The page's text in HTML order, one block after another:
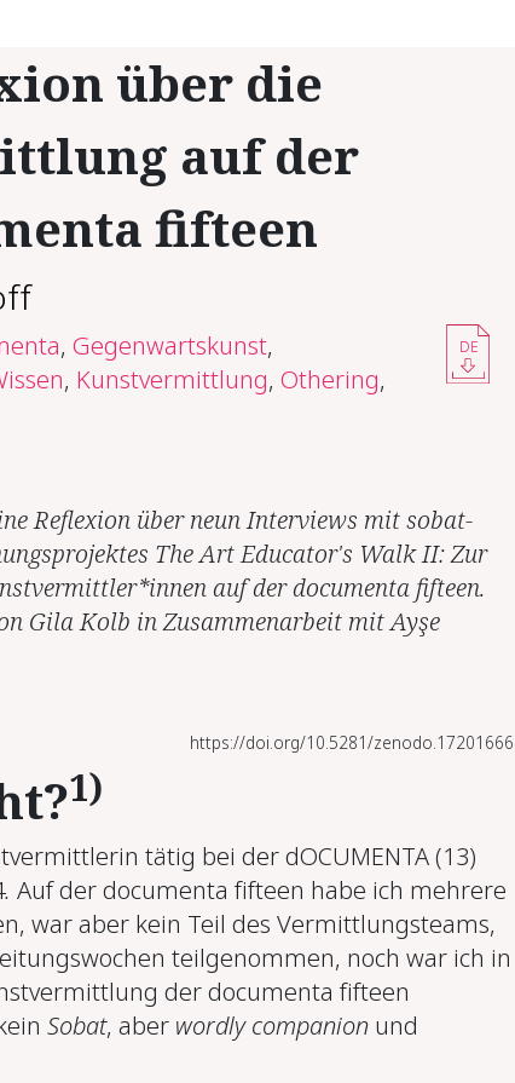
über die
auf der
fifteen
, Gegenwartskunst,
, Kunstvermittlung, Othering,
DE
Reflexion über neun Interviews mit sobat-
The Art Educator's Walk II: Zur
auf der documenta fifteen.
Gila Kolb in Zusammenarbeit mit Ayşe
https://doi.org/10.5281/zenodo.17201666
1)
tätig bei der dOCUMENTA (13)
. Auf der documenta fifteen habe ich mehrere
war aber kein Teil des Vermittlungsteams,
teilgenommen, noch war ich in
der documenta fifteen
Sobat, aber wordly companionund